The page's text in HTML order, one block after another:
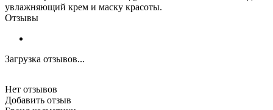
увлажняющий крем и маску красоты.
Отзывы
Загрузка отзывов...
Нет отзывов
Добавить отзыв